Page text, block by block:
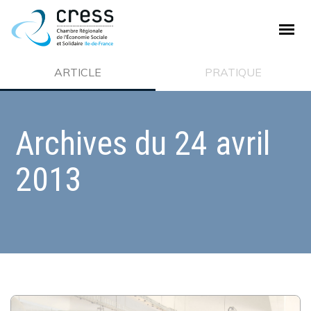
ARTICLE PRATIQUE
Archives du 24 avril
2013
PLAN DE SITE
Nos missions
L'ESS